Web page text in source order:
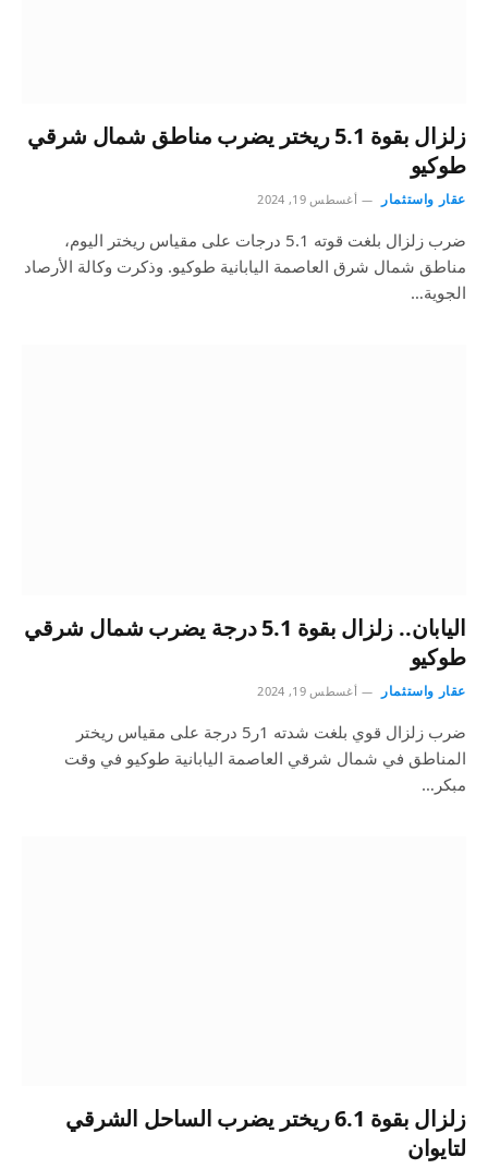
زلزال بقوة 5.1 ريختر يضرب مناطق شمال شرقي
طوكيو
عقار واستثمار أغسطس 19, 2024
ضرب زلزال بلغت قوته 5.1 درجات على مقياس ريختر اليوم،
مناطق شمال شرق العاصمة اليابانية طوكيو. وذكرت وكالة الأرصاد
الجوية…
اليابان.. زلزال بقوة 5.1 درجة يضرب شمال شرقي
طوكيو
عقار واستثمار أغسطس 19, 2024
ضرب زلزال قوي بلغت شدته 1ر5 درجة على مقياس ريختر
المناطق في شمال شرقي العاصمة اليابانية طوكيو في وقت
مبكر…
زلزال بقوة 6.1 ريختر يضرب الساحل الشرقي
لتايوان